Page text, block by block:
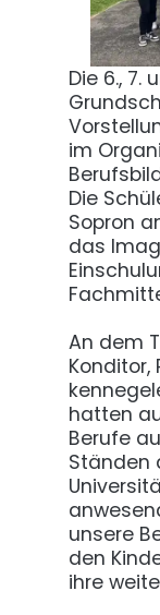
Die 6., 7.
im
Die
Sopron
das
An dem
Konditor,
hatten
Berufe
Ständen
unsere
den
ihre